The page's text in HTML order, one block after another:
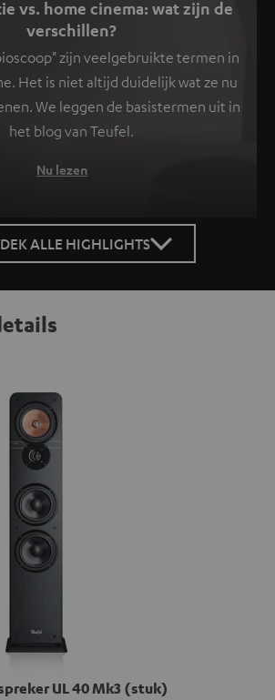
vs. home cinema: wat zijn de
verschillen?
zijn veelgebruikte termen in
Het is niet altijd duidelijk wat ze nu
We leggen de basistermen uit in
het blog van Teufel.
Nu lezen
ALLE HIGHLIGHTS
UL 40 Mk3 (stuk)